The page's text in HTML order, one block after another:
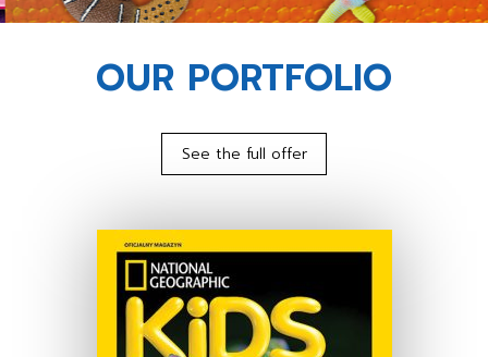
OUR PORTFOLIO
See the full offer